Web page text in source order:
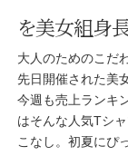
を美女組身
大人のためのこだ
先日開催された美
今週も売上ランキ
はそんな人気Tシ
こなし。初夏にぴ